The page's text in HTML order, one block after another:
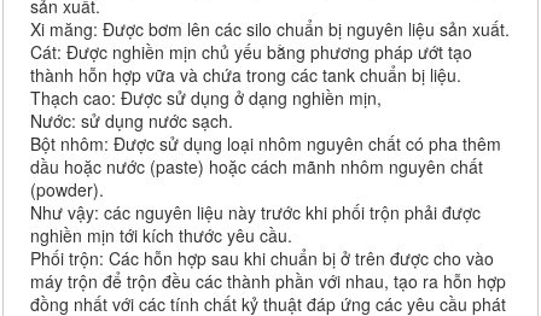
sản xuất.
Xi măng: Được bơm lên các silo chuẩn bị nguyên liệu sản xuất.
Cát: Được nghiền mịn chủ yếu bằng phương pháp ướt tạo
thành hỗn hợp vữa và chứa trong các tank chuẩn bị liệu.
Thạch cao: Được sử dụng ở dạng nghiền mịn,
Nước: sử dụng nước sạch.
Bột nhôm: Được sử dụng loại nhôm nguyên chất có pha thêm
dầu hoặc nước (paste) hoặc cách mãnh nhôm nguyên chất
(powder).
Như vậy: các nguyên liệu này trước khi phối trộn phải được
nghiền mịn tới kích thước yêu cầu.
Phối trộn: Các hỗn hợp sau khi chuẩn bị ở trên được cho vào
máy trộn để trộn đều các thành phần với nhau, tạo ra hỗn hợp
đồng nhất với các tính chất kỷ thuật đáp ứng các yêu cầu phát